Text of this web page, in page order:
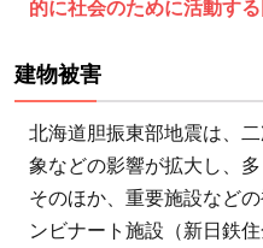
的に社会のために活動す
建物被害
北海道胆振東部地震は、
象などの影響が拡大し、
そのほか、重要施設など
ンビナート施設（新日鉄